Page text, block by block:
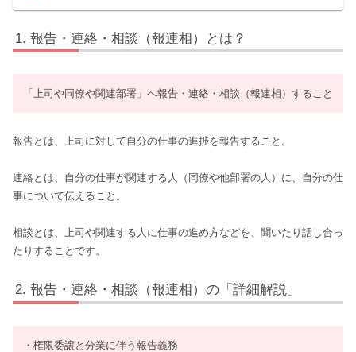
報告・連絡・相談（報連相）とは？
「上司や同僚や関連部署」へ報告・連絡・相談（報連相）すること
報告とは、上司に対して自分の仕事の進捗を報告すること。
連絡とは、自分の仕事が関連する人（同僚や他部署の人）に、自分の仕
事について伝えること。
相談とは、上司や関連する人に仕事の進め方などを、聞いたり話し合っ
たりすることです。
報告・連絡・相談（報連相）の「詳細解説」
・権限委譲と分業に伴う報告義務